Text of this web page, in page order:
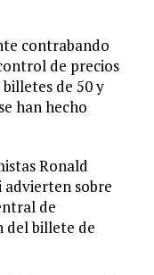
contrabando
de precios
de 50 y
han hecho
Ronald
advierten sobre
de
del billete de